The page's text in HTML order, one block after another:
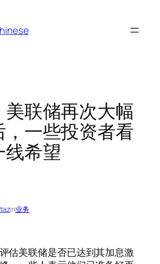
联储再次大幅
，一些投资者看
希望
in业务
估美联储是否已达到其加息激